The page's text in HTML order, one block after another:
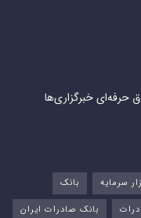
حرفه‌ای خبرگزاری‌ها
سرمایه
بانک
بانک صادرات ایران